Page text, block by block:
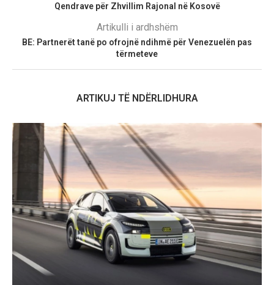
Qendrave për Zhvillim Rajonal në Kosovë
Artikulli i ardhshëm
BE: Partnerët tanë po ofrojnë ndihmë për Venezuelën pas
tërmeteve
ARTIKUJ TË NDËRLIDHURA